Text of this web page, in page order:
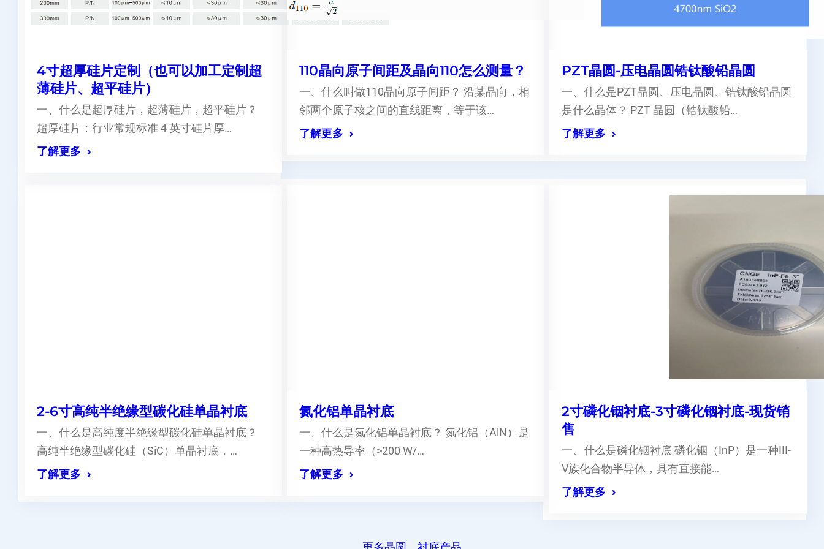
4寸超厚硅片定制（也可以加工定制超
薄硅片、超平硅片）
一、什么是超厚硅片，超薄硅片，超平硅片？
超厚硅片：行业常规标准 4 英寸硅片厚…
了解更多
110晶向原子间距及晶向110怎么测量？
一、什么叫做110晶向原子间距？ 沿某晶向，相
邻两个原子核之间的直线距离，等于该…
了解更多
PZT晶圆-压电晶圆锆钛酸铅晶圆
一、什么是PZT晶圆、压电晶圆、锆钛酸铅晶圆
是什么晶体？ PZT 晶圆（锆钛酸铅…
了解更多
2-6寸高纯半绝缘型碳化硅单晶衬底
一、什么是高纯度半绝缘型碳化硅单晶衬底？
高纯半绝缘型碳化硅（SiC）单晶衬底，…
了解更多
氮化铝单晶衬底
一、什么是氮化铝单晶衬底？ 氮化铝（AlN）是
一种高热导率（>200 W/…
了解更多
2寸磷化铟衬底-3寸磷化铟衬底-现货销
售
一、什么是磷化铟衬底 磷化铟（InP）是一种III-
V族化合物半导体，具有直接能…
了解更多